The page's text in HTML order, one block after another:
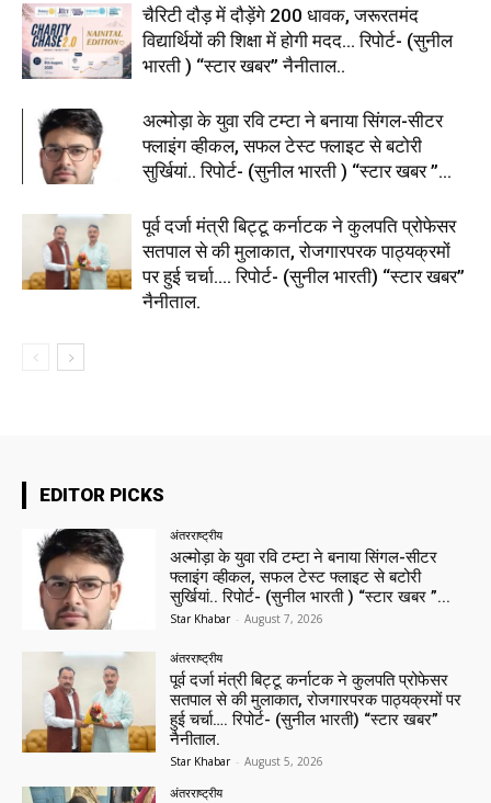
चैरिटी दौड़ में दौड़ेंगे 200 धावक, जरूरतमंद
विद्यार्थियों की शिक्षा में होगी मदद… रिपोर्ट- (सुनील
भारती ) “स्टार खबर” नैनीताल..
अल्मोड़ा के युवा रवि टम्टा ने बनाया सिंगल-सीटर
फ्लाइंग व्हीकल, सफल टेस्ट फ्लाइट से बटोरी
सुर्खियां.. रिपोर्ट- (सुनील भारती ) “स्टार खबर ”...
पूर्व दर्जा मंत्री बिट्टू कर्नाटक ने कुलपति प्रोफेसर
सतपाल से की मुलाकात, रोजगारपरक पाठ्यक्रमों
पर हुई चर्चा…. रिपोर्ट- (सुनील भारती) “स्टार खबर”
नैनीताल.
EDITOR PICKS
अंतरराष्ट्रीय
अल्मोड़ा के युवा रवि टम्टा ने बनाया सिंगल-सीटर
फ्लाइंग व्हीकल, सफल टेस्ट फ्लाइट से बटोरी
सुर्खियां.. रिपोर्ट- (सुनील भारती ) “स्टार खबर ”...
Star Khabar - August 7, 2026
अंतरराष्ट्रीय
पूर्व दर्जा मंत्री बिट्टू कर्नाटक ने कुलपति प्रोफेसर
सतपाल से की मुलाकात, रोजगारपरक पाठ्यक्रमों पर
हुई चर्चा…. रिपोर्ट- (सुनील भारती) “स्टार खबर”
नैनीताल.
Star Khabar - August 5, 2026
अंतरराष्ट्रीय